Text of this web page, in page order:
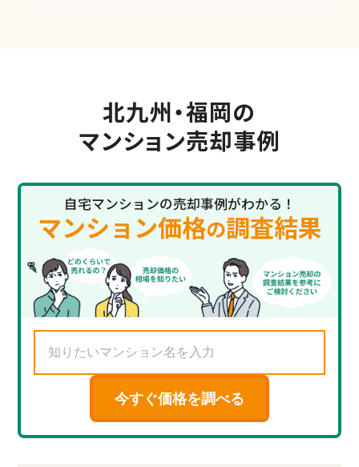
北九州・福岡の
マンション売却事例
自宅マンションの売却事例がわかる！
マンション価格の調査結果
今すぐ価格を調べる